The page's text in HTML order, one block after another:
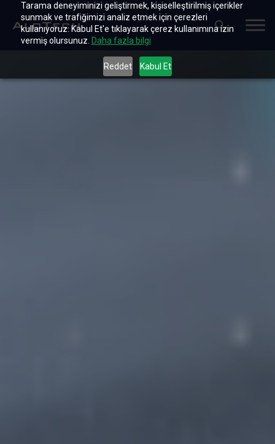
Tarama deneyiminizi geliştirmek, kişiselleştirilmiş içerikler
sunmak ve trafiğimizi analiz etmek için çerezleri
kullanıyoruz. Kabul Et'e tıklayarak çerez kullanımına izin
vermiş olursunuz. Daha fazla bilgi
Reddet Kabul Et